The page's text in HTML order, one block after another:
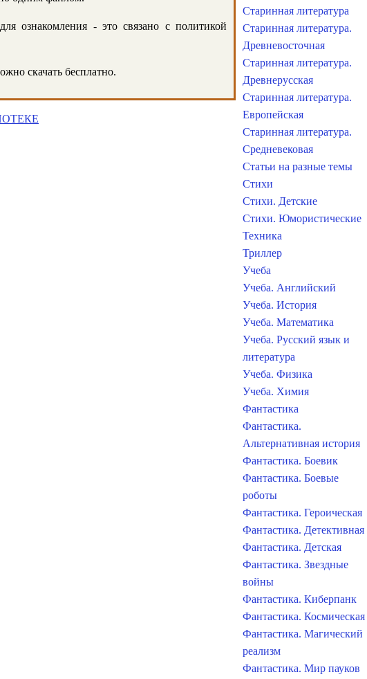
ознакомления - это связано с политикой
скачать бесплатно.
Старинная литература
Старинная литература.
Древневосточная
Старинная литература.
Древнерусская
Старинная литература.
Европейская
Старинная литература.
Средневековая
Статьи на разные темы
Стихи
Стихи. Детские
Стихи. Юмористические
Техника
Триллер
Учеба
Учеба. Английский
Учеба. История
Учеба. Математика
Учеба. Русский язык и
литература
Учеба. Физика
Учеба. Химия
Фантастика
Фантастика.
Альтернативная история
Фантастика. Боевик
Фантастика. Боевые
роботы
Фантастика. Героическая
Фантастика. Детективная
Фантастика. Детская
Фантастика. Звездные
войны
Фантастика. Киберпанк
Фантастика. Космическая
Фантастика. Магический
реализм
Фантастика. Мир пауков